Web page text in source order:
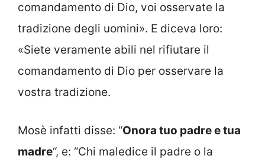
comandamento di Dio, voi osservate la
tradizione degli uomini». E diceva loro:
«Siete veramente abili nel rifiutare il
comandamento di Dio per osservare la
vostra tradizione.
Mosè infatti disse: “Onora tuo padre e tua
madre“, e: “Chi maledice il padre o la